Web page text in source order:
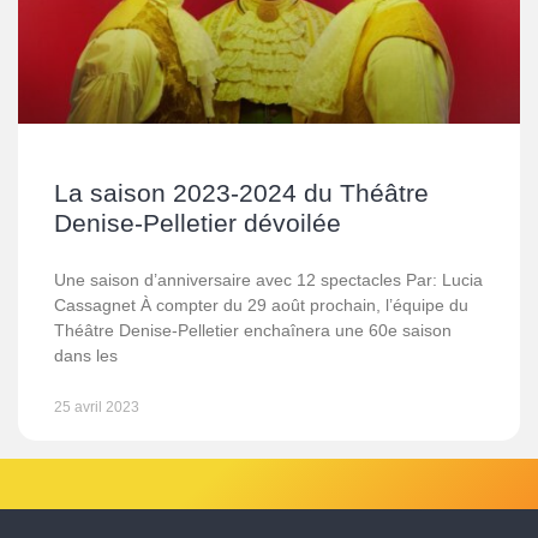
La saison 2023-2024 du Théâtre
Denise-Pelletier dévoilée
Une saison d’anniversaire avec 12 spectacles Par: Lucia
Cassagnet À compter du 29 août prochain, l’équipe du
Théâtre Denise-Pelletier enchaînera une 60e saison
dans les
25 avril 2023